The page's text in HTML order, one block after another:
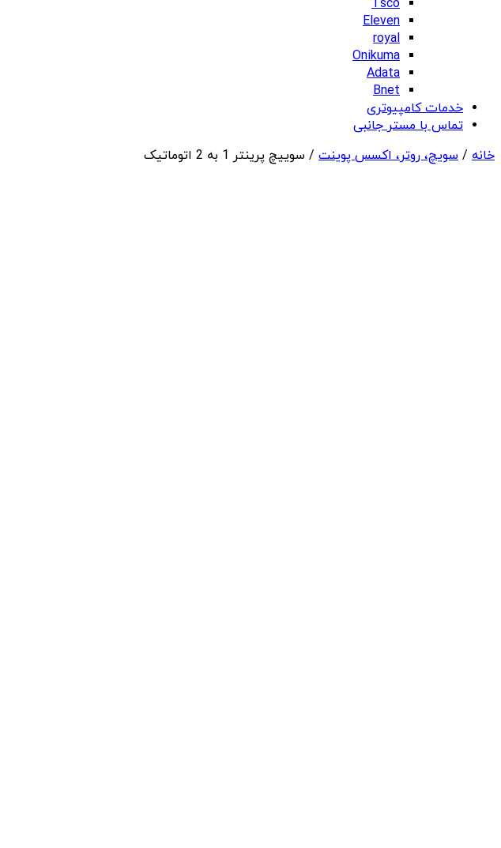
Tsco
Eleven
royal
Onikuma
Adata
Bnet
خدمات کامپیوتری
تماس با مستر جانبی
خانه / سویچ، روتر، اکسس پوینت / سوییچ پرینتر 1 به 2 اتوماتیک